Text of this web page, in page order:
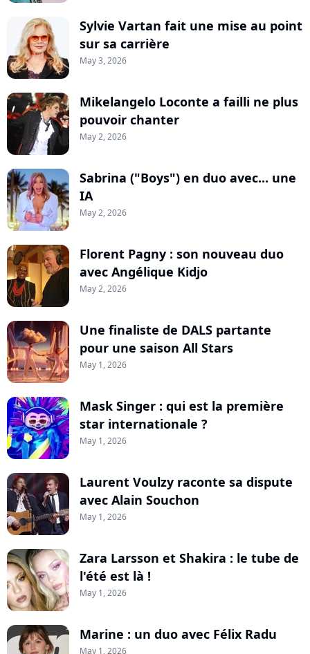
Sylvie Vartan fait une mise au point
sur sa carrière
May 3, 2026
Mikelangelo Loconte a failli ne plus
pouvoir chanter
May 2, 2026
Sabrina ("Boys") en duo avec... une
IA
May 2, 2026
Florent Pagny : son nouveau duo
avec Angélique Kidjo
May 2, 2026
Une finaliste de DALS partante
pour une saison All Stars
May 1, 2026
Mask Singer : qui est la première
star internationale ?
May 1, 2026
Laurent Voulzy raconte sa dispute
avec Alain Souchon
May 1, 2026
Zara Larsson et Shakira : le tube de
l'été est là !
May 1, 2026
Marine : un duo avec Félix Radu
May 1, 2026